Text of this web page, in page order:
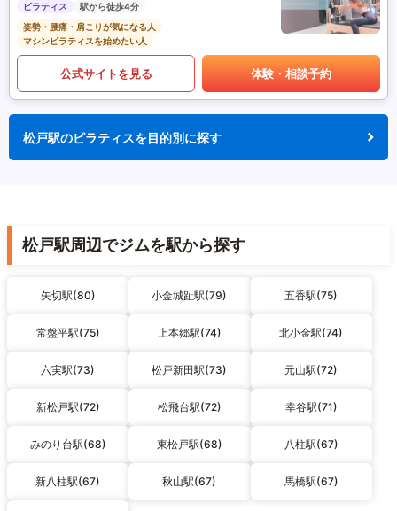
ピラティス
駅から徒歩4分
姿勢・腰痛・肩こりが気になる人
マシンピラティスを始めたい人
公式サイトを見る 体験・相談予約
松戸駅のピラティスを目的別に探す
松戸駅周辺でジムを駅から探す
矢切駅(80) 小金城趾駅(79) 五香駅(75)
常盤平駅(75) 上本郷駅(74) 北小金駅(74)
六実駅(73) 松戸新田駅(73) 元山駅(72)
新松戸駅(72) 松飛台駅(72) 幸谷駅(71)
みのり台駅(68) 東松戸駅(68) 八柱駅(67)
新八柱駅(67) 秋山駅(67) 馬橋駅(67)